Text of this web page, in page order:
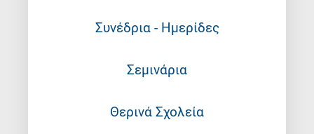
Συνέδρια - Ημερίδες
Σεμινάρια
Θερινά Σχολεία